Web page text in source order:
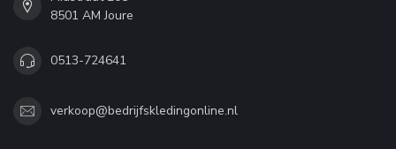
8501 AM Joure
0513-724641
verkoop@bedrijfskledingonline.nl